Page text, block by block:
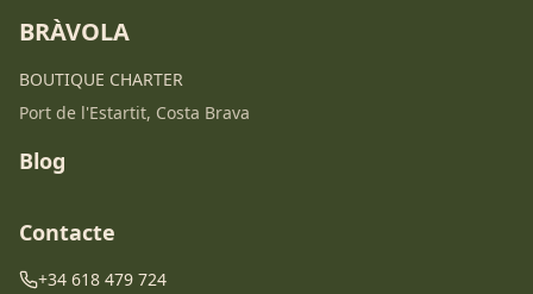
BRÀVOLA
BOUTIQUE CHARTER
Port de l'Estartit, Costa Brava
Blog
Contacte
+34 618 479 724